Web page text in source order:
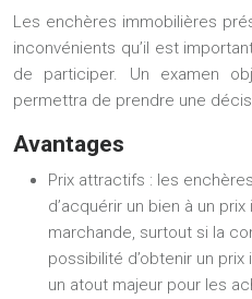
Les enchères immobilières
inconvénients qu’il est
de participer. Un examen
permettra de prendre une
Avantages
Prix attractifs : les
d’acquérir un bien à un
marchande, surtout si la
possibilité d’obtenir un
un atout majeur pour les